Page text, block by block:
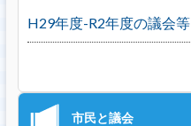
H29年度-R2年度の議会等